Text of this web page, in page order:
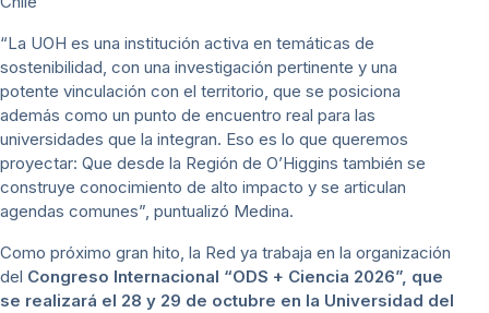
“La UOH es una institución activa en temáticas de
sostenibilidad, con una investigación pertinente y una
potente vinculación con el territorio, que se posiciona
además como un punto de encuentro real para las
universidades que la integran. Eso es lo que queremos
proyectar: Que desde la Región de O’Higgins también se
construye conocimiento de alto impacto y se articulan
agendas comunes”, puntualizó Medina.
Como próximo gran hito, la Red ya trabaja en la organización
del Congreso Internacional “ODS + Ciencia 2026”, que
se realizará el 28 y 29 de octubre en la Universidad del